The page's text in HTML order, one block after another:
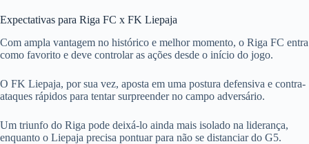
Expectativas para Riga FC x FK Liepaja
Com ampla vantagem no histórico e melhor momento, o Riga FC entra
como favorito e deve controlar as ações desde o início do jogo.
O FK Liepaja, por sua vez, aposta em uma postura defensiva e contra-
ataques rápidos para tentar surpreender no campo adversário.
Um triunfo do Riga pode deixá-lo ainda mais isolado na liderança,
enquanto o Liepaja precisa pontuar para não se distanciar do G5.